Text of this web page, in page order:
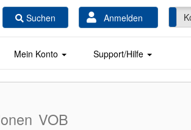
Suchen Anmelden
Kontrast ein
Mein Konto Support/Hilfe
VOB